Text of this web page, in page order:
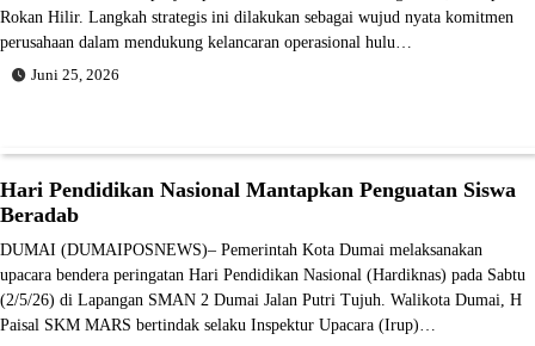
Rokan Hilir. Langkah strategis ini dilakukan sebagai wujud nyata komitmen
perusahaan dalam mendukung kelancaran operasional hulu…
Juni 25, 2026
Hari Pendidikan Nasional Mantapkan Penguatan Siswa
Beradab
DUMAI (DUMAIPOSNEWS)– Pemerintah Kota Dumai melaksanakan
upacara bendera peringatan Hari Pendidikan Nasional (Hardiknas) pada Sabtu
(2/5/26) di Lapangan SMAN 2 Dumai Jalan Putri Tujuh. Walikota Dumai, H
Paisal SKM MARS bertindak selaku Inspektur Upacara (Irup)…